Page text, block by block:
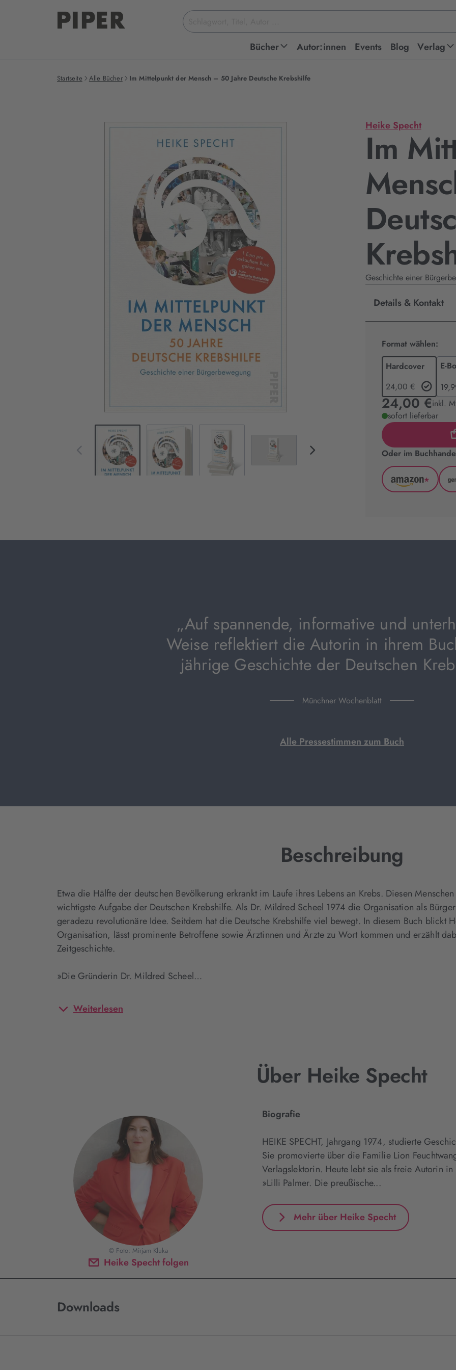
Suchbegriff
eingeben
Bücher Autor:innen Events Blog Verlag
Startseite Alle Bücher Im Mittelpunkt der Mensch – 50 Jahre Deutsche Krebshilfe
Produktbilder
Heike Specht
Im
Geschichte einer
Details & Kontakt
Format wählen:
Hardcover
24,00 €
E-
24,00 €inkl.
sofort lieferbar
Oder im
Amazon
geöffnet)
*
„Auf spannende, informative und
Weise reflektiert die Autorin in ihrem
jährige Geschichte der Deutschen
Münchner Wochenblatt
Alle Pressestimmen zum Buch
Beschreibung
Etwa die Hälfte der deutschen Bevölkerung erkrankt im Laufe ihres Lebens an Krebs. Diesen
wichtigste Aufgabe der Deutschen Krebshilfe. Als Dr. Mildred Scheel 1974 die Organisation als
geradezu revolutionäre Idee. Seitdem hat die Deutsche Krebshilfe viel bewegt. In diesem Buch blickt
Organisation, lässt prominente Betroffene sowie Ärztinnen und Ärzte zu Wort kommen und erzählt
Zeitgeschichte.
»Die Gründerin Dr. Mildred Scheel…
Weiterlesen
Über Heike Specht
Heike Specht folgen
© Foto: Mirjam Kluka
Biografie
HEIKE SPECHT, Jahrgang 1974, studierte
Sie promovierte über die Familie Lion
Verlagslektorin. Heute lebt sie als freie Autorin
»Lilli Palmer. Die preußische...
Mehr über Heike Specht
Downloads